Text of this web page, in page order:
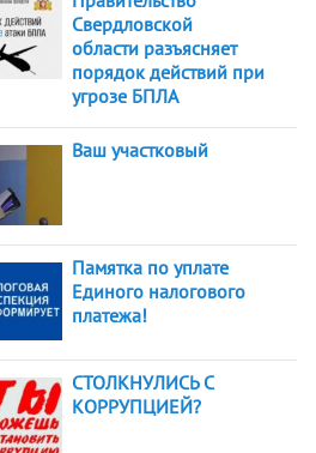
Свердловской
области разъясняет
порядок действий при
угрозе БПЛА
Ваш участковый
Памятка по уплате
Единого налогового
платежа!
СТОЛКНУЛИСЬ С
КОРРУПЦИЕЙ?